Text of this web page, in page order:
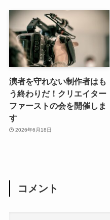
演者を守れない制作者はも
う終わりだ！クリエイター
ファーストの会を開催しま
す
2026年6月18日
コメント